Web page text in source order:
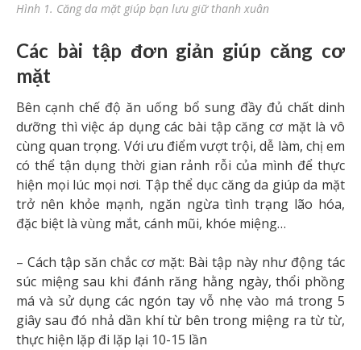
Hình 1. Căng da mặt giúp bạn lưu giữ thanh xuân
Các bài tập đơn giản giúp căng cơ
mặt
Bên cạnh chế độ ăn uống bổ sung đầy đủ chất dinh
dưỡng thì việc áp dụng các bài tập căng cơ mặt là vô
cùng quan trọng. Với ưu điểm vượt trội, dễ làm, chị em
có thể tận dụng thời gian rảnh rỗi của mình để thực
hiện mọi lúc mọi nơi. Tập thể dục căng da giúp da mặt
trở nên khỏe mạnh, ngăn ngừa tình trạng lão hóa,
đặc biệt là vùng mắt, cánh mũi, khóe miệng…
– Cách tập săn chắc cơ mặt: Bài tập này như động tác
súc miệng sau khi đánh răng hằng ngày, thổi phồng
má và sử dụng các ngón tay vỗ nhẹ vào má trong 5
giây sau đó nhả dần khí từ bên trong miệng ra từ từ,
thực hiện lặp đi lặp lại 10-15 lần